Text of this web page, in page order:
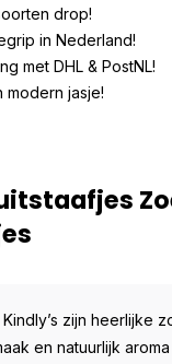
drop!
in Nederland!
met DHL & PostNL!
modern jasje!
zijn heerlijke
en natuurlijk